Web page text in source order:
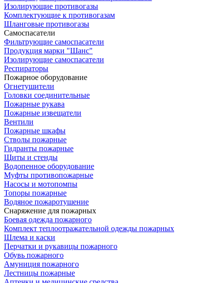
Изолирующие противогазы
Комплектующие к противогазам
Шланговые противогазы
Самоспасатели
Фильтрующие самоспасатели
Продукция марки "Шанс"
Изолирующие самоспасатели
Респираторы
Пожарное оборудование
Огнетушители
Головки соединительные
Пожарные рукава
Пожарные извещатели
Вентили
Пожарные шкафы
Стволы пожарные
Гидранты пожарные
Щиты и стенды
Водопенное оборудование
Муфты противопожарные
Насосы и мотопомпы
Топоры пожарные
Водяное пожаротушение
Снаряжение для пожарных
Боевая одежда пожарного
Комплект теплоотражательной одежды пожарных
Шлема и каски
Перчатки и рукавицы пожарного
Обувь пожарного
Амуниция пожарного
Лестницы пожарные